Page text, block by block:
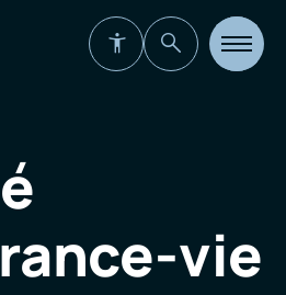
Ouvrir
la
vie